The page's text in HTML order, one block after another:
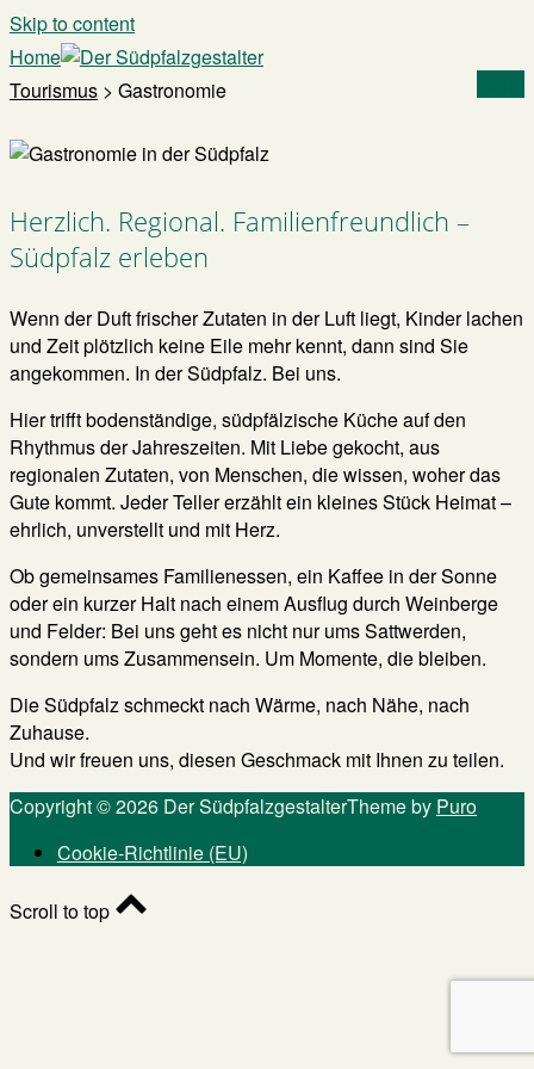
Skip to content
Home
Tourismus > Gastronomie
Herzlich. Regional. Familienfreundlich –
Südpfalz erleben
Wenn der Duft frischer Zutaten in der Luft liegt, Kinder lachen
und Zeit plötzlich keine Eile mehr kennt, dann sind Sie
angekommen. In der Südpfalz. Bei uns.
Hier trifft bodenständige, südpfälzische Küche auf den
Rhythmus der Jahreszeiten. Mit Liebe gekocht, aus
regionalen Zutaten, von Menschen, die wissen, woher das
Gute kommt. Jeder Teller erzählt ein kleines Stück Heimat –
ehrlich, unverstellt und mit Herz.
Ob gemeinsames Familienessen, ein Kaffee in der Sonne
oder ein kurzer Halt nach einem Ausflug durch Weinberge
und Felder: Bei uns geht es nicht nur ums Sattwerden,
sondern ums Zusammensein. Um Momente, die bleiben.
Die Südpfalz schmeckt nach Wärme, nach Nähe, nach
Zuhause.
Und wir freuen uns, diesen Geschmack mit Ihnen zu teilen.
Copyright © 2026 Der SüdpfalzgestalterTheme by Puro
Cookie-Richtlinie (EU)
Scroll to top